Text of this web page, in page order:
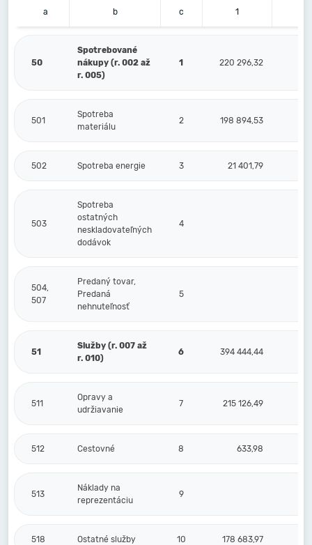
a b c 1
50
Spotrebované
nákupy (r. 002 až
r. 005)
1 220 296,32
501
Spotreba
materiálu
2 198 894,53
502 Spotreba energie 3 21 401,79
503
Spotreba
ostatných
neskladovateľných
dodávok
4
504,
507
Predaný tovar,
Predaná
nehnuteľnosť
5
51
Služby (r. 007 až
r. 010)
6 394 444,44
511
Opravy a
udržiavanie
7 215 126,49
512 Cestovné 8 633,98
513
Náklady na
reprezentáciu
9
518 Ostatné služby 10 178 683,97